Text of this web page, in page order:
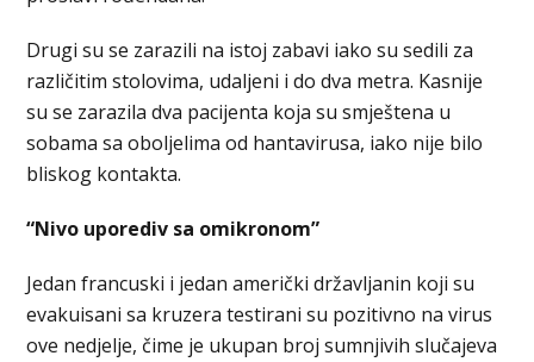
Drugi su se zarazili na istoj zabavi iako su sedili za
različitim stolovima, udaljeni i do dva metra. Kasnije
su se zarazila dva pacijenta koja su smještena u
sobama sa oboljelima od hantavirusa, iako nije bilo
bliskog kontakta.
“Nivo uporediv sa omikronom”
Jedan francuski i jedan američki državljanin koji su
evakuisani sa kruzera testirani su pozitivno na virus
ove nedjelje, čime je ukupan broj sumnjivih slučajeva